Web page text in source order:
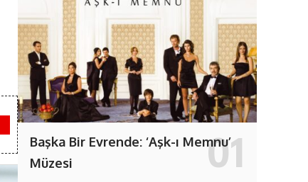
Başka Bir Evrende: ‘Aşk-ı Memnu’
Müzesi